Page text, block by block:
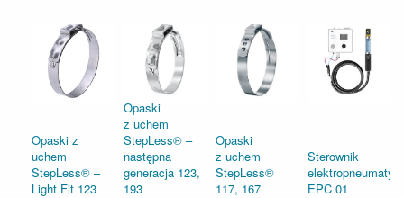
Opaski z
uchem
StepLess® –
Light Fit 123
Opaski
z uchem
StepLess® –
następna
generacja 123,
193
Opaski
z uchem
StepLess®
117, 167
Sterownik
EPC 01